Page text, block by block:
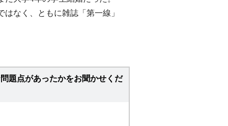
なく、ともに雑誌「第一線」
題点があったかをお聞かせくだ